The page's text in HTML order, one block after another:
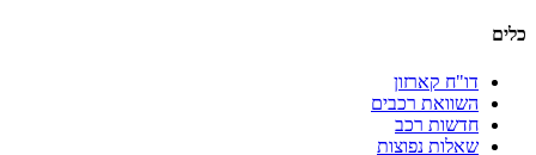
כלים
דו"ח קארזון
השוואת רכבים
חדשות רכב
שאלות נפוצות